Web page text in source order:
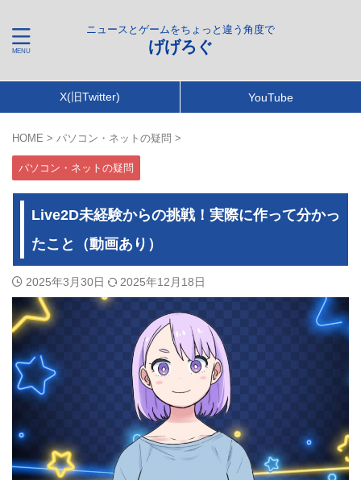
ニュースとゲームをちょっと違う角度で
げげろぐ
X(旧Twitter) YouTube
HOME > パソコン・ネットの疑問 >
パソコン・ネットの疑問
Live2D未経験からの挑戦！実際に作って分かっ
たこと（動画あり）
2025年3月30日 2025年12月18日